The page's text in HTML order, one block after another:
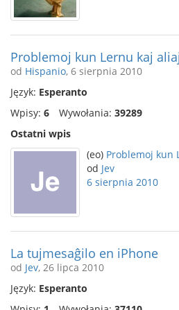
Problemoj kun Lernu kaj
od Hispanio, 6 sierpnia 2010
Język: Esperanto
Wpisy: 6 Wywołania: 39289
Ostatni wpis
(eo) Problemoj kun
od Jev
6 sierpnia 2010
La tujmesaĝilo en iPhone
od Jev, 26 lipca 2010
Język: Esperanto